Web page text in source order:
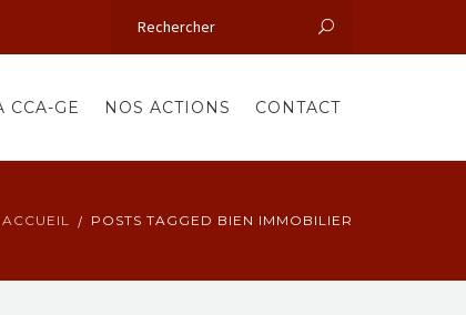
CCA-GE NOS ACTIONS CONTACT
ACCUEIL POSTS TAGGED BIEN IMMOBILIER